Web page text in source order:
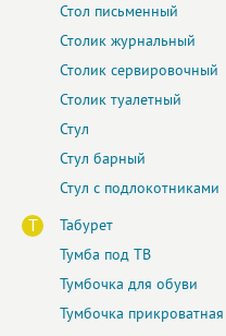
Стол письменный
Столик журнальный
Столик сервировочный
Столик туалетный
Стул
Стул барный
Стул с подлокотниками
Т
Табурет
Тумба под ТВ
Тумбочка для обуви
Тумбочка прикроватная